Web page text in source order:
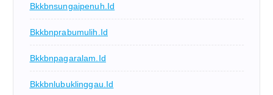
Bkkbnsungaipenuh.id
Bkkbnprabumulih.id
Bkkbnpagaralam.id
Bkkbnlubuklinggau.id